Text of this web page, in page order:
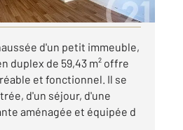
d'un petit immeuble,
duplex de 59,43 m² offre
et fonctionnel. Il se
d'un séjour, d'une
aménagée et équipée d